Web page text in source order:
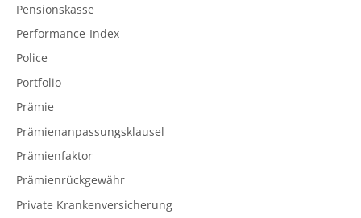
Pensionskasse
Performance-Index
Police
Portfolio
Prämie
Prämienanpassungsklausel
Prämienfaktor
Prämienrückgewähr
Private Krankenversicherung